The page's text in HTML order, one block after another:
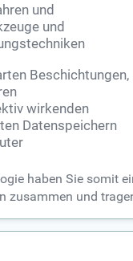
und
und
Beschichtungen,
wirkenden
Datenspeichern
haben Sie somit
zusammen und